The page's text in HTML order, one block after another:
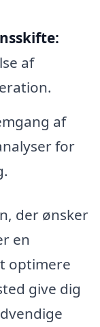
af
af
for
der ønsker
en
optimere
give dig